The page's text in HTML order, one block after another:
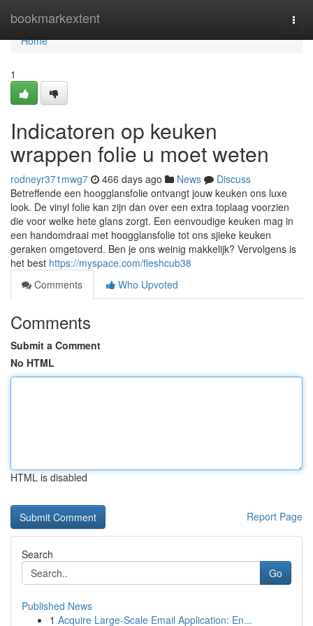
bookmarkextent
Home
Home
1
Indicatoren op keuken
wrappen folie u moet weten
rodneyr371mwg7 466 days ago News
Discuss
Betreffende een hoogglansfolie ontvangt jouw keuken ons luxe
look. De vinyl folie kan zijn dan over een extra toplaag voorzien
die voor welke hete glans zorgt. Een eenvoudige keuken mag in
een handomdraai met hoogglansfolie tot ons sjieke keuken
geraken omgetoverd. Ben je ons weinig makkelijk? Vervolgens is
het best https://myspace.com/fleshcub38
Comments
Who Upvoted
Comments
Submit a Comment
No HTML
HTML is disabled
Report Page
Search
Go
Published News
1 Acquire Large-Scale Email Application: En...